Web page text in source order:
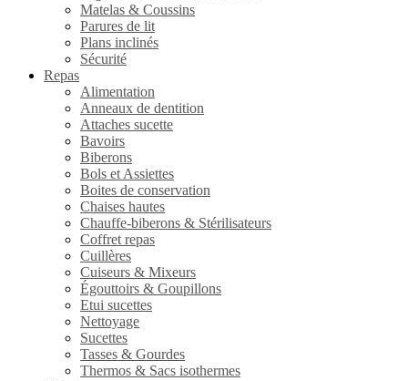
Matelas & Coussins
Parures de lit
Plans inclinés
Sécurité
Repas
Alimentation
Anneaux de dentition
Attaches sucette
Bavoirs
Biberons
Bols et Assiettes
Boites de conservation
Chaises hautes
Chauffe-biberons & Stérilisateurs
Coffret repas
Cuillères
Cuiseurs & Mixeurs
Égouttoirs & Goupillons
Etui sucettes
Nettoyage
Sucettes
Tasses & Gourdes
Thermos & Sacs isothermes